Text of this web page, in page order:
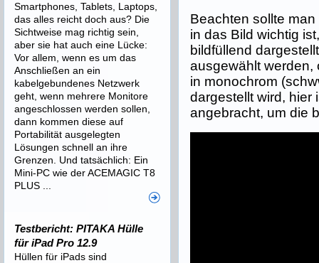
Beachten sollte
in das Bild wichtig
bildfüllend
ausgewählt werden,
in monochrom
dargestellt wird, hier
angebracht, um die
Smartphones, Tablets, Laptops,
das alles reicht doch aus? Die
Sichtweise mag richtig sein,
aber sie hat auch eine Lücke:
Vor allem, wenn es um das
Anschließen an ein
kabelgebundenes Netzwerk
geht, wenn mehrere Monitore
angeschlossen werden sollen,
dann kommen diese auf
Portabilität ausgelegten
Lösungen schnell an ihre
Grenzen. Und tatsächlich: Ein
Mini-PC wie der ACEMAGIC T8
PLUS ...
Testbericht: PITAKA Hülle
für iPad Pro 12.9
Hüllen für iPads sind